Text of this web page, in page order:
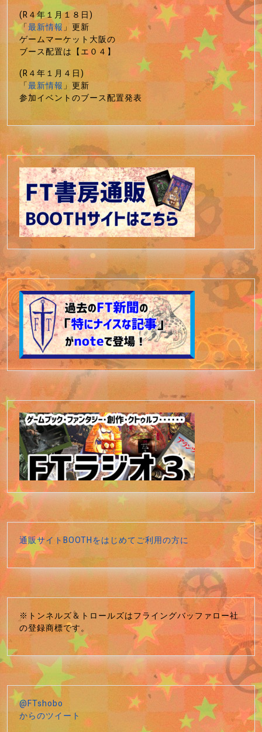
(R４年１月１８日)
「最新情報」更新
ゲームマーケット大阪の
ブース配置は【エ０４】
(R４年１月４日)
「最新情報」更新
参加イベントのブース配置発表
通販サイトBOOTHをはじめてご利用の方に
※トンネルズ＆トロールズはフライングバッファロー社
の登録商標です。
@FTshobo
からのツイート